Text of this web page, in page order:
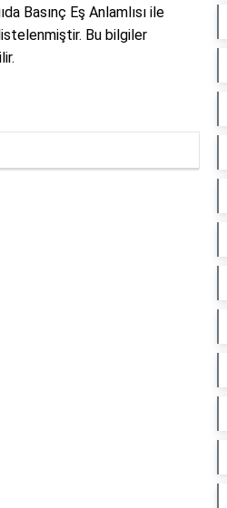
Basınç Eş Anlamlısı ile
Bu bilgiler